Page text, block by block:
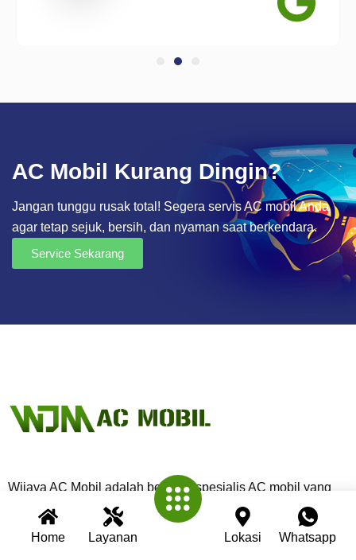
Home Layanan Lokasi Whatsapp
AC Mobil Kurang Dingin?
Jangan tunggu rusak total! Segera servis AC mobil Anda
agar tetap sejuk, bersih, dan nyaman saat berkendara.
Service Sekarang
Wijaya AC Mobil adalah bengkel spesialis AC mobil yang
telah berpengalaman lebih dari 30 tahun. Kami berkomitmen
memberikan layanan terbaik dengan teknisi profesional,